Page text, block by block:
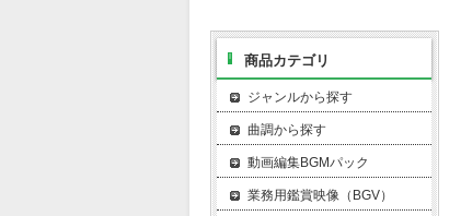
商品カテゴリ
ジャンルから探す
曲調から探す
動画編集BGMパック
業務用鑑賞映像（BGV）